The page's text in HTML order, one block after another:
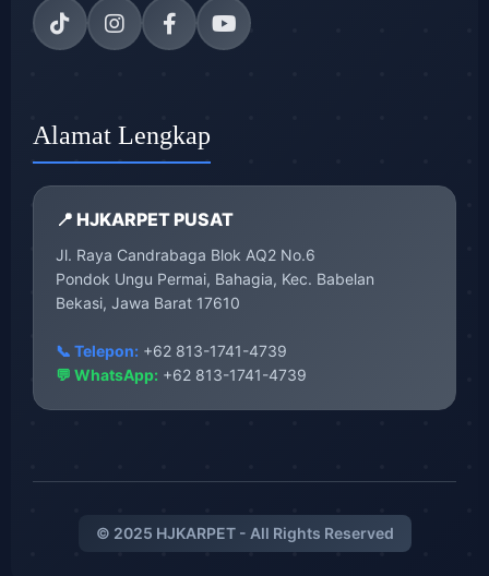
Alamat Lengkap
📍 HJKARPET PUSAT
Jl. Raya Candrabaga Blok AQ2 No.6
Pondok Ungu Permai, Bahagia, Kec. Babelan
Bekasi, Jawa Barat 17610
📞 Telepon: +62 813-1741-4739
💬 WhatsApp: +62 813-1741-4739
© 2025 HJKARPET - All Rights Reserved